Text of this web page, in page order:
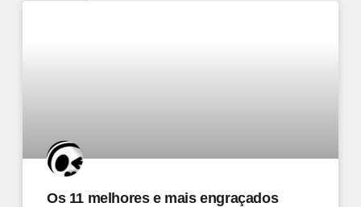
Os 11 melhores e mais engraçados